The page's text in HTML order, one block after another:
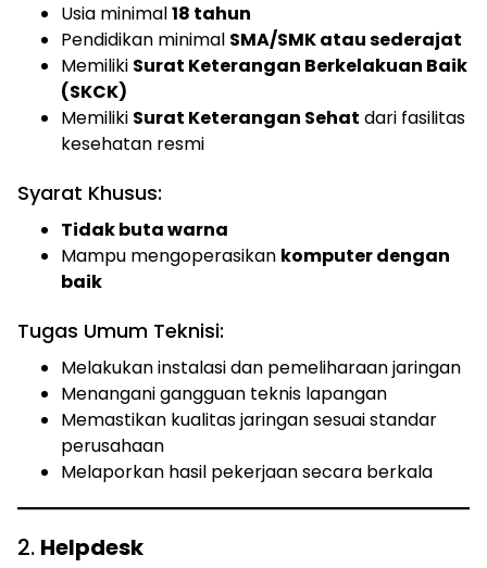
Usia minimal18 tahun
Pendidikan minimal SMA/SMK atau sederajat
Memiliki Surat Keterangan Berkelakuan Baik
(SKCK)
Memiliki Surat Keterangan Sehat dari fasilitas
kesehatan resmi
Syarat Khusus:
Tidak buta warna
Mampu mengoperasikan komputer dengan
baik
Tugas Umum Teknisi:
Melakukan instalasi dan pemeliharaan jaringan
Menangani gangguan teknis lapangan
Memastikan kualitas jaringan sesuai standar
perusahaan
Melaporkan hasil pekerjaan secara berkala
2. Helpdesk